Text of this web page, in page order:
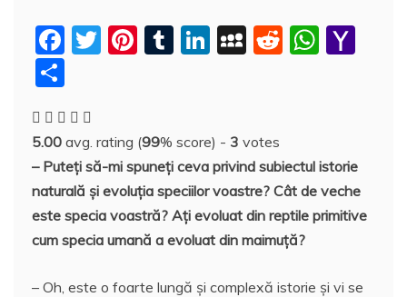
F
e
b
o
o
k
T
er
Pi
e
st
T
r
Li
e
dI
n
M
p
a
c
e
R
t
W
A
p
p
o
M
ai
a
rt
aj
e
a
z
ă
5.00 avg. rating (99% score) - 3 votes
– Puteți să-mi spuneți ceva privind subiectul istorie
naturală și evoluția speciilor voastre? Cât de veche
este specia voastră? Ați evoluat din reptile primitive
cum specia umană a evoluat din maimuță?
– Oh, este o foarte lungă și complexă istorie și vi se